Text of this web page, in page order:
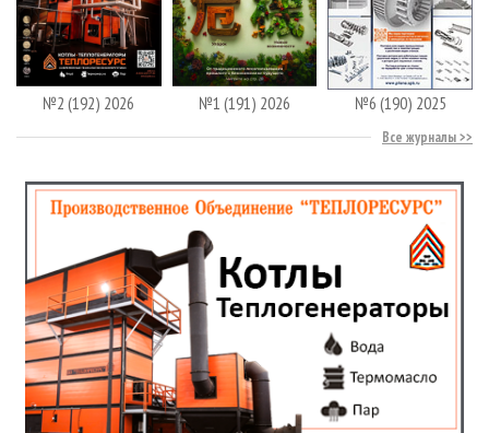
№2 (192) 2026 №1 (191) 2026 №6 (190) 2025
Все журналы